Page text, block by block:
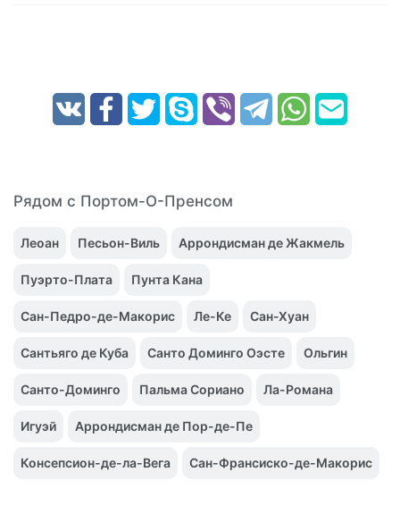
Рядом с Портом-О-Пренсом
Леоан Песьон-Виль Аррондисман де Жакмель
Пуэрто-Плата Пунта Кана
Сан-Педро-де-Макорис Ле-Ке Сан-Хуан
Сантьяго де Куба Санто Доминго Оэсте Ольгин
Санто-Доминго Пальма Сориано Ла-Романа
Игуэй Аррондисман де Пор-де-Пе
Консепсион-де-ла-Вега Сан-Франсиско-де-Макорис